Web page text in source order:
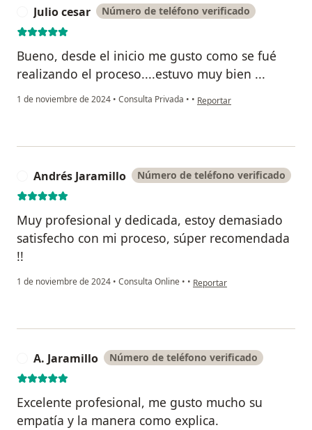
Julio cesar Número de teléfono verificado
Bueno, desde el inicio me gusto como se fué
realizando el proceso....estuvo muy bien ...
1 de noviembre de 2024 • Consulta Privada • • en opinión del usuario Julio
Reportar
Andrés Jaramillo Número de teléfono verificado
Muy profesional y dedicada, estoy demasiado
satisfecho con mi proceso, súper recomendada
!!
1 de noviembre de 2024 • Consulta Online • • en opinión del usuario Andrés
Reportar
A. Jaramillo Número de teléfono verificado
Excelente profesional, me gusto mucho su
empatía y la manera como explica.